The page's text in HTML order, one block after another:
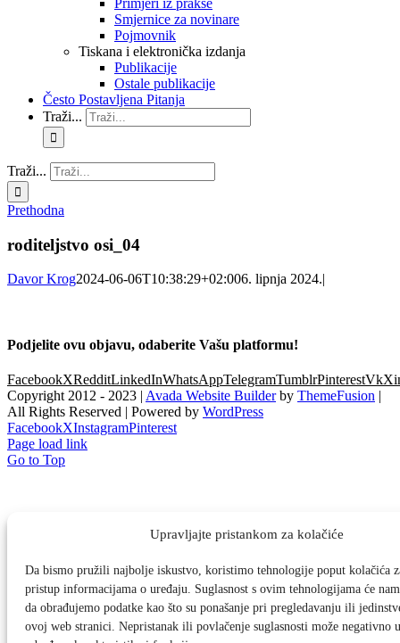
Upravljajte pristankom za kolačiće
Da bismo pružili najbolje iskustvo, koristimo tehnologije poput kolačića
pristup informacijama o uređaju. Suglasnost s ovim tehnologijama će
da obrađujemo podatke kao što su ponašanje pri pregledavanju ili
ovoj web stranici. Nepristanak ili povlačenje suglasnosti može negativno
Primjeri iz prakse
Smjernice za novinare
Pojmovnik
Tiskana i elektronička izdanja
Publikacije
Ostale publikacije
Često Postavljena Pitanja
Traži...
Traži...
Prethodna
roditeljstvo osi_04
Davor Krog2024-06-06T10:38:29+02:006. lipnja 2024.|
Podjelite ovu objavu, odaberite Vašu platformu!
FacebookXRedditLinkedInWhatsAppTelegramTumblrPinterestVk
Copyright 2012 - 2023 | Avada Website Builderby ThemeFusion |
All Rights Reserved | Powered by WordPress
FacebookXInstagramPinterest
Page load link
Go to Top